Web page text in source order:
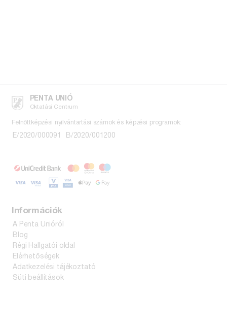
PENTA UNIÓ
Oktatási Centrum
Felnőttképzési nyilvántartási számok és képzési programok:
E/2020/000091 B/2020/001200
Információk
A Penta Unióról
Blog
Régi Hallgatói oldal
Elérhetőségek
Adatkezelési tájékoztató
Süti beállítások